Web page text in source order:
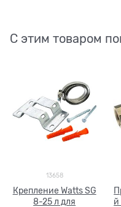
С этим товаром
13658
Крепление Watts SG
8-25 л для
й